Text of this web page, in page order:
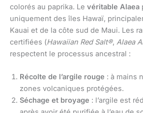
colorés au paprika. Le véritable Alaea
uniquement des îles Hawaï,
Kauai et de la côte sud de Maui. Les
certifiées (Hawaiian Red Salt®, Alaea
respectent le processus ancestral :
Récolte de l’argile rouge : à mains
zones volcaniques protégées.
Séchage et broyage : l’argile est